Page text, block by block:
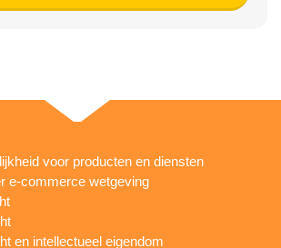
voor producten en diensten
e-commerce wetgeving
en intellectueel eigendom